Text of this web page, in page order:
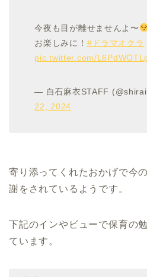
今夜も目が離せませんよ〜
お楽しみに！ #ドラマオクラ
pic.twitter.com/
— 白石麻衣STAFF
22, 2024
寄り添ってくれたおかげで今
謝をされているようです。
下記のインやビューで保育の
ています。